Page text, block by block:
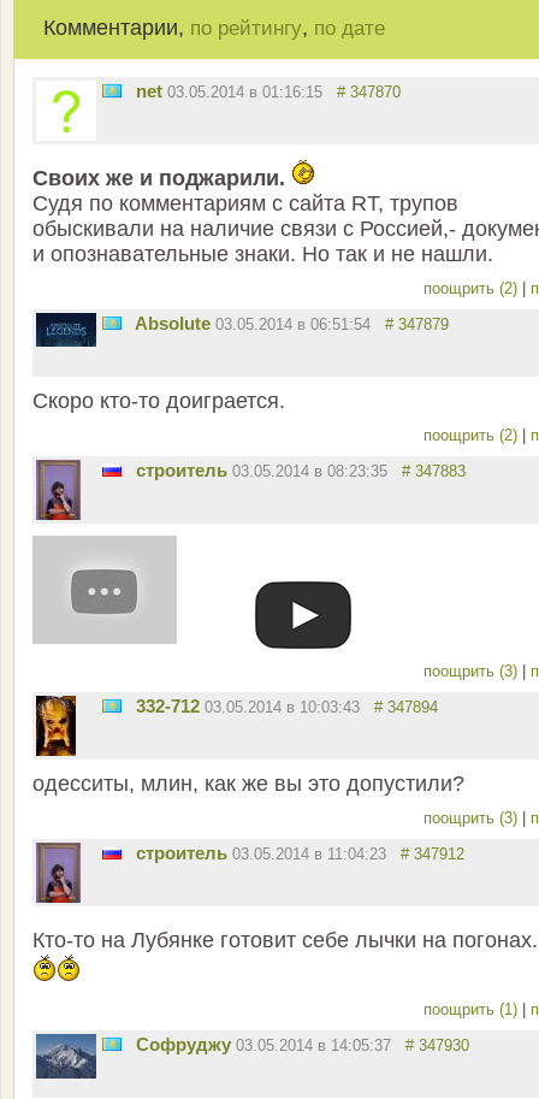
Комментарии, по рейтингу, по дате
net 03.05.2014 в 01:16:15 # 347870
Своих же и поджарили.
Судя по комментариям с сайта RT, трупов
обыскивали на наличие связи с Россией,-
и опознавательные знаки. Но так и не нашли.
поощрить (2)
Absolute 03.05.2014 в 06:51:54 # 347879
Скоро кто-то доиграется.
поощрить (2)
строитель 03.05.2014 в 08:23:35 # 347883
поощрить (3)
332-712 03.05.2014 в 10:03:43 # 347894
одесситы, млин, как же вы это допустили?
поощрить (3)
строитель 03.05.2014 в 11:04:23 # 347912
Кто-то на Лубянке готовит себе лычки на
поощрить (1)
Софруджу 03.05.2014 в 14:05:37 # 347930